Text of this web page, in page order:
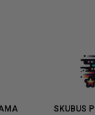
SKUBUS